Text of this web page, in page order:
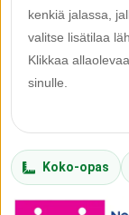
kenkiä jalassa,
valitse lisätilaa
Klikkaa
sinulle.
Koko-opas